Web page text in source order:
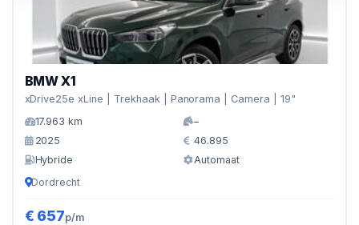
BMW X1
xDrive25e xLine | Trekhaak | Panorama | Camera | 19"
17.963 km
–
2025
46.895
Hybride
Automaat
Dordrecht
€ 657p/m